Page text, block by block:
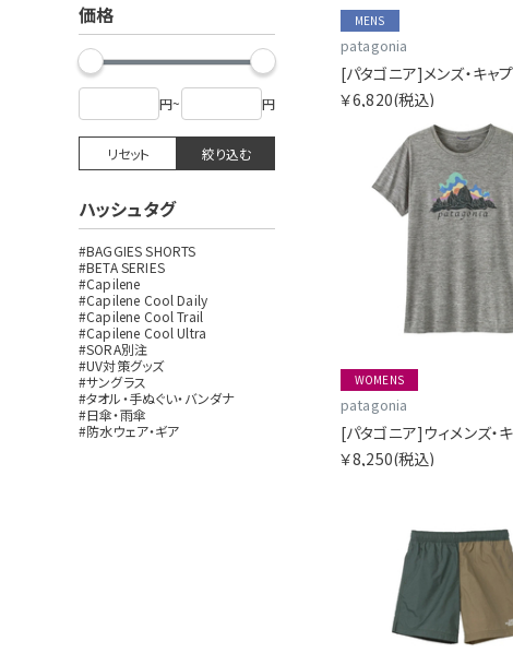
価格
円~ 円
リセット 絞り込む
ハッシュタグ
#BAGGIES SHORTS
#BETA SERIES
#Capilene
#Capilene Cool Daily
#Capilene Cool Trail
#Capilene Cool Ultra
#SORA別注
#UV対策グッズ
#サングラス
#タオル・手ぬぐい・バンダナ
#日傘・雨傘
#防水ウェア・ギア
MENS
patagonia
￥6,820(税込)
WOMENS
patagonia
￥8,250(税込)